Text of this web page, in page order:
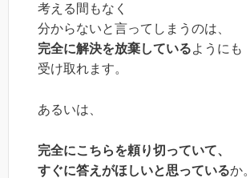
考える間もなく
分からないと言ってしまうのは、
完全に解決を放棄しているようにも
受け取れます。
あるいは、
完全にこちらを頼り切っていて、
すぐに答えがほしいと思っているか。